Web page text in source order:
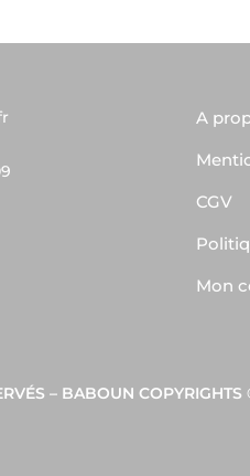
A
CGV
Mon
– BABOUN COPYRIGHTS